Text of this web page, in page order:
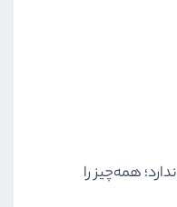
همه‌چیز را